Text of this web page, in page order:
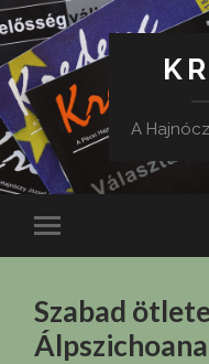
A
Toggle
mobile
Szabad